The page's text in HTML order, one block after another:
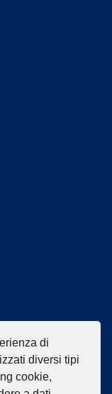
di
diversi tipi
cookie,